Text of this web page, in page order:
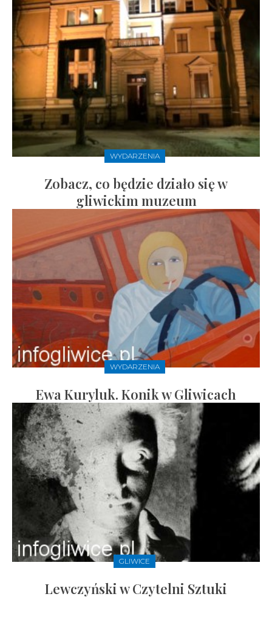
WYDARZENIA
Zobacz, co będzie działo się w
gliwickim muzeum
WYDARZENIA
Ewa Kuryluk. Konik w Gliwicach
GLIWICE
Lewczyński w Czytelni Sztuki